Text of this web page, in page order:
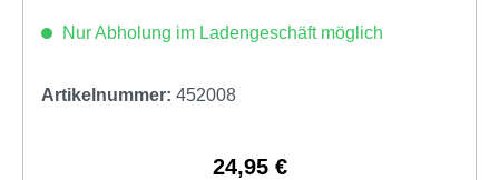
Nur Abholung im Ladengeschäft möglich
Artikelnummer: 452008
Regulärer Preis:
24,95 €